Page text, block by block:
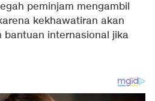
peminjam mengambil
kekhawatiran akan
internasional jika